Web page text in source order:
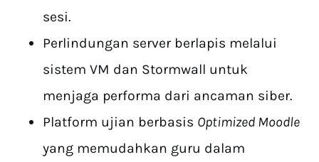
sesi.
Perlindungan server berlapis melalui
sistem VM dan Stormwall untuk
menjaga performa dari ancaman siber.
Platform ujian berbasis Optimized Moodle
yang memudahkan guru dalam